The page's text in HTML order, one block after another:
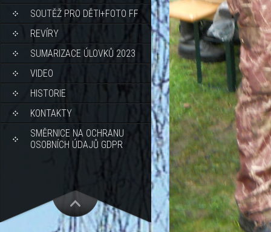
SOUTĚŽ PRO DĚTI+FOTO FF
REVÍRY
SUMARIZACE ÚLOVKŮ 2023
VIDEO
HISTORIE
KONTAKTY
SMĚRNICE NA OCHRANU
OSOBNÍCH ÚDAJŮ GDPR